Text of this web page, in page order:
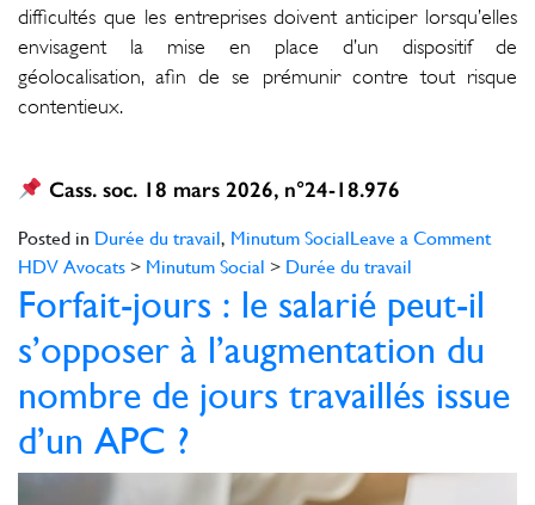
difficultés que les entreprises doivent anticiper lorsqu’elles
envisagent la mise en place d’un dispositif de
géolocalisation, afin de se prémunir contre tout risque
contentieux.
Cass. soc. 18 mars 2026, n°24-18.976
Posted in Durée du travail, Minutum SocialLeave a Commenton
des
HDV Avocats > Minutum Social > Durée du travail
Forfait-jours : le salarié peut-il
s’opposer à l’augmentation du
nombre de jours travaillés issue
d’un APC ?